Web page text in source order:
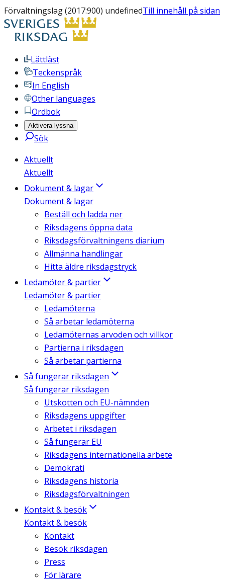
Förvaltningslag (2017:900) undefinedTill innehåll på sidan
Lättläst
Teckenspråk
In English
Other languages
Ordbok
Aktivera lyssna
Sök
Aktuellt
Aktuellt
Dokument & lagar
Dokument & lagar
Beställ och ladda ner
Riksdagens öppna data
Riksdagsförvaltningens diarium
Allmänna handlingar
Hitta äldre riksdagstryck
Ledamöter & partier
Ledamöter & partier
Ledamöterna
Så arbetar ledamöterna
Ledamöternas arvoden och villkor
Partierna i riksdagen
Så arbetar partierna
Så fungerar riksdagen
Så fungerar riksdagen
Utskotten och EU-nämnden
Riksdagens uppgifter
Arbetet i riksdagen
Så fungerar EU
Riksdagens internationella arbete
Demokrati
Riksdagens historia
Riksdagsförvaltningen
Kontakt & besök
Kontakt & besök
Kontakt
Besök riksdagen
Press
För lärare